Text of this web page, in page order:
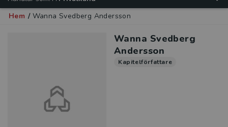
Hem / Wanna Svedberg Andersson
Wanna Svedberg
Andersson
Kapitelförfattare